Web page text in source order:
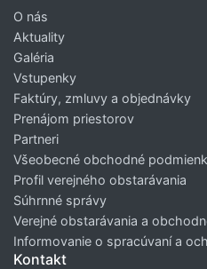
O nás
Aktuality
Galéria
Vstupenky
Faktúry, zmluvy a objednávky
Prenájom priestorov
Partneri
Všeobecné obchodné
Profil verejného obstarávania
Súhrnné správy
Verejné obstarávania a
Informovanie o spracúvaní a
Kontakt